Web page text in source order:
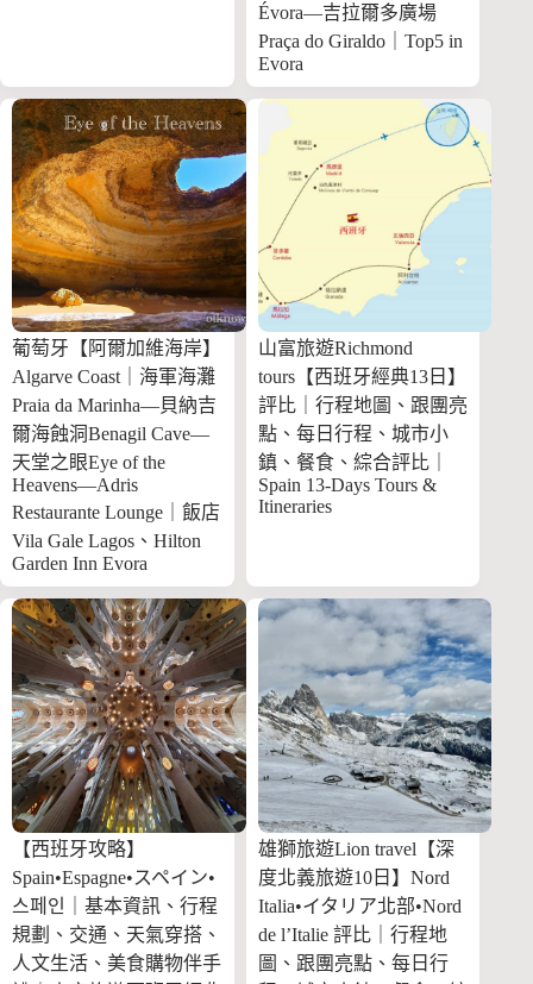
Évora—吉拉爾多廣場
Praça do Giraldo｜Top5 in
Evora
葡萄牙【阿爾加維海岸】
Algarve Coast｜海軍海灘
Praia da Marinha—貝納吉
爾海蝕洞Benagil Cave—
天堂之眼Eye of the
Heavens—Adris
Restaurante Lounge｜飯店
Vila Gale Lagos、Hilton
Garden Inn Evora
山富旅遊Richmond
tours【西班牙經典13日】
評比｜行程地圖、跟團亮
點、每日行程、城市小
鎮、餐食、綜合評比｜
Spain 13-Days Tours &
Itineraries
【西班牙攻略】
Spain•Espagne•スペイン•
스페인｜基本資訊、行程
規劃、交通、天氣穿搭、
人文生活、美食購物伴手
雄獅旅遊Lion travel【深
度北義旅遊10日】Nord
Italia•イタリア北部•Nord
de l’Italie 評比｜行程地
圖、跟團亮點、每日行